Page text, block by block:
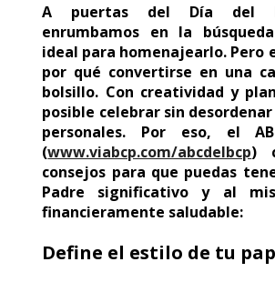
A puertas del Día del
enrumbamos en la
ideal para homenajearlo. Pero
por qué convertirse en una
bolsillo. Con creatividad y
posible celebrar sin
personales. Por eso, el
(www.viabcp.com/abcdelbcp)
consejos para que puedas
Padre significativo y al
financieramente saludable:
Define el estilo de tu